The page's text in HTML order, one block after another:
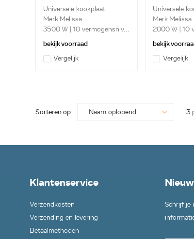
Universele kookplaat
Merk Melissa
3500 W | 10 vermogensniv...
bekijk voorraad
Vergelijk
Universele
Merk Melissa
2000 W | 10
bekijk
Vergelijk
Sorteren op 3
Klantenservice
Verzendkosten
Verzending en levering
Betaalmethoden
Schrijf je